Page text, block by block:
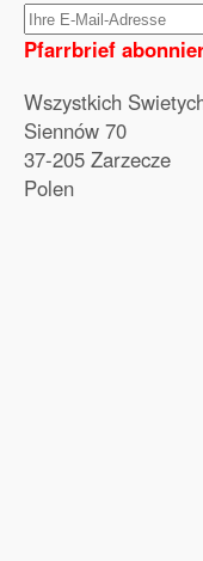
Pfarrbrief
Wszystkich
Siennów 70
37-205 Zarzecze
Polen